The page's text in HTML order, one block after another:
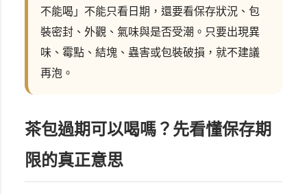
不能喝」不能只看日期，還要看保存狀況、包
裝密封、外觀、氣味與是否受潮。只要出現異
味、霉點、結塊、蟲害或包裝破損，就不建議
再泡。
茶包過期可以喝嗎？先看懂保存期
限的真正意思